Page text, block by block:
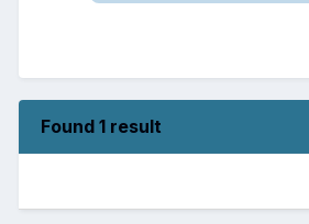
Found 1 result